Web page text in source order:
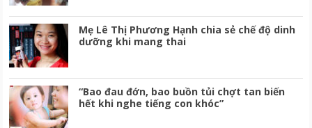
Mẹ Lê Thị Phương Hạnh chia sẻ chế độ dinh
dưỡng khi mang thai
“Bao đau đớn, bao buồn tủi chợt tan biến
hết khi nghe tiếng con khóc”